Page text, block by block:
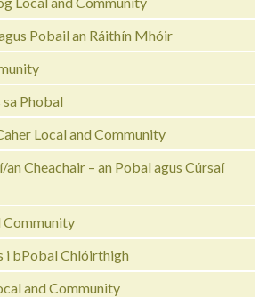
Pobail an Ráithín Mhóir
Phobal
Local and Community
Cheachair – an Pobal agus Cúrsaí
Community
i bPobal Chlóirthigh
and Community